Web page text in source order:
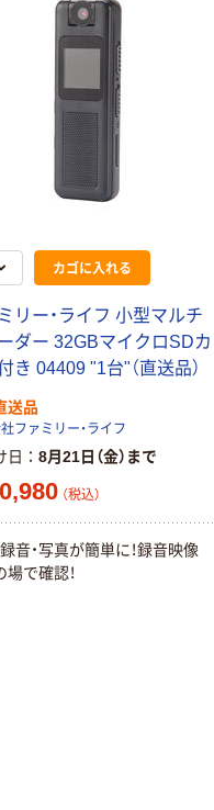
カゴに入れる
リー・ライフ 小型マルチ
ダー 32GBマイクロSDカ
き 04409 "1台"（直送品）
送品
ファミリー・ライフ
日 8月21日（金）まで
（税込）
音・写真が簡単に！録音映像
場で確認！